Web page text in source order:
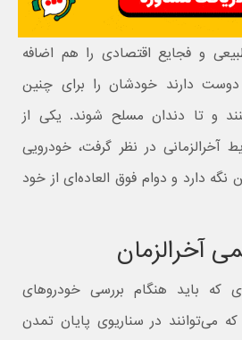
و فجایع اقتصادی را هم اضافه
دوست دارند خودشان را برای چنین
و تا دندان مسلح شوند. یکی از
آخرالزمانی در نظر گرفت، خودرویی
نگه دارد و دوام فوق العاده‌ای از خود
که باید هنگام بررسی خودروهای
می‌توانند در سناریوی پایان تمدن